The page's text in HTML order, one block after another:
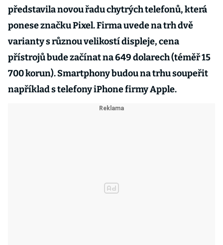
představila novou řadu chytrých telefonů, která
ponese značku Pixel. Firma uvede na trh dvě
varianty s různou velikostí displeje, cena
přístrojů bude začínat na 649 dolarech (téměř 15
700 korun). Smartphony budou na trhu soupeřit
například s telefony iPhone firmy Apple.